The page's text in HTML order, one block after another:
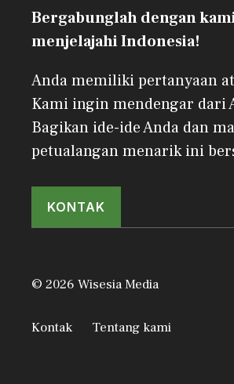
Bergabunglah dengan
menjelajahi Indonesia!
Anda memiliki pertanyaan
Kami ingin mendengar dari
Bagikan ide-ide Anda dan
petualangan menarik ini
KONTAK
© 2026 Wisesia Media
Kontak Tentang kami